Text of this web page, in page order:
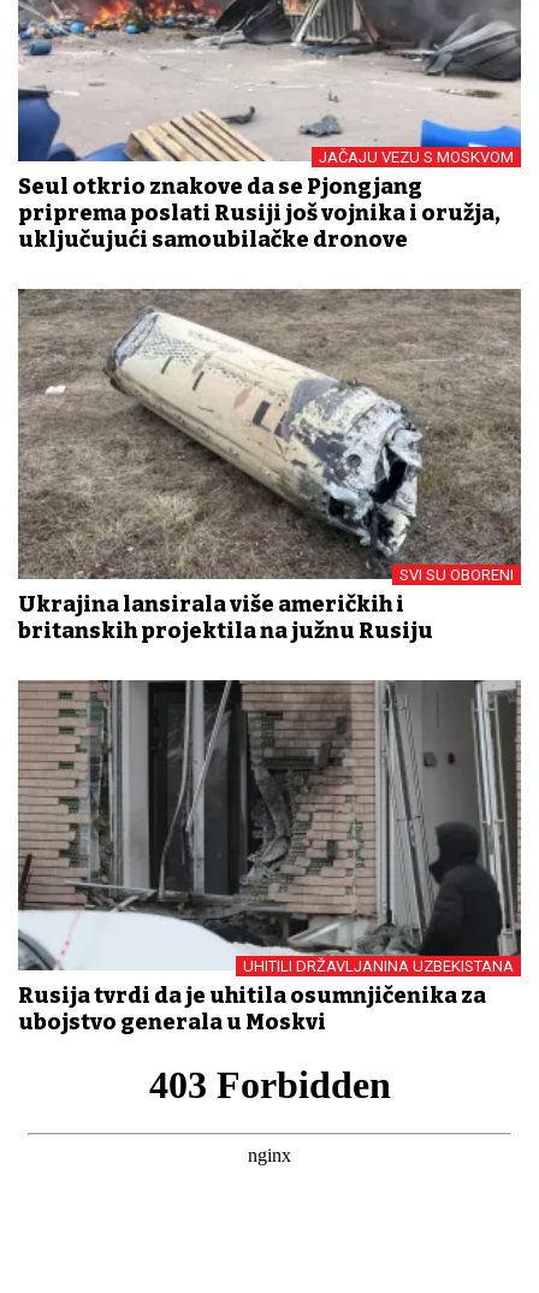
JAČAJU VEZU S MOSKVOM
Seul otkrio znakove da se Pjongjang
priprema poslati Rusiji još vojnika i oružja,
uključujući samoubilačke dronove
SVI SU OBORENI
Ukrajina lansirala više američkih i
britanskih projektila na južnu Rusiju
UHITILI DRŽAVLJANINA UZBEKISTANA
Rusija tvrdi da je uhitila osumnjičenika za
ubojstvo generala u Moskvi